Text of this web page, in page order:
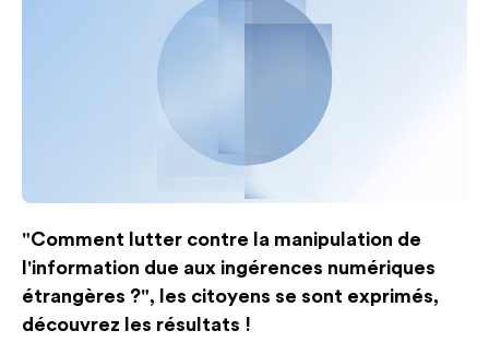
"Comment lutter contre la manipulation de
l'information due aux ingérences numériques
étrangères ?", les citoyens se sont exprimés,
découvrez les résultats !